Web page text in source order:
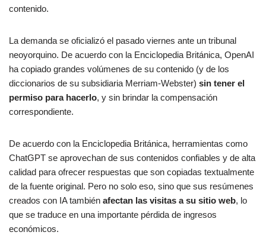
contenido.
La demanda se oficializó el pasado viernes ante un tribunal
neoyorquino. De acuerdo con la Enciclopedia Británica, OpenAI
ha copiado grandes volúmenes de su contenido (y de los
diccionarios de su subsidiaria Merriam-Webster) sin tener el
permiso para hacerlo, y sin brindar la compensación
correspondiente.
De acuerdo con la Enciclopedia Británica, herramientas como
ChatGPT se aprovechan de sus contenidos confiables y de alta
calidad para ofrecer respuestas que son copiadas textualmente
de la fuente original. Pero no solo eso, sino que sus resúmenes
creados con IA también afectan las visitas a su sitio web, lo
que se traduce en una importante pérdida de ingresos
económicos.